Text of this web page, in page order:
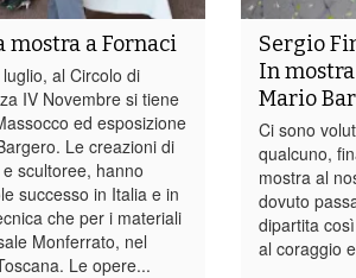
mostra a Fornaci
al Circolo di
IV Novembre si tiene
ed esposizione
Le creazioni di
scultoree, hanno
successo in Italia e in
che per i materiali
Monferrato, nel
Le opere...
Sergio
In
Mario
Ci sono
qualcuno,
mostra al
dovuto
dipartita
al coraggio